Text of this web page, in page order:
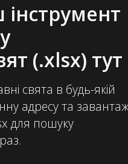
(.xlsx) тут
свята в будь-якій
адресу та
для пошуку